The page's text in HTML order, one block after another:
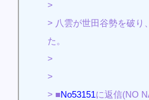
>
> 八雲が世田谷勢を破り
た。
>
>
> ■No53151に返信(NO